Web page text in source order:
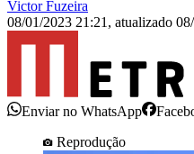
Victor Fuzeira
08/01/2023 21:21 , atualizado
Enviar no WhatsApp
Reprodução